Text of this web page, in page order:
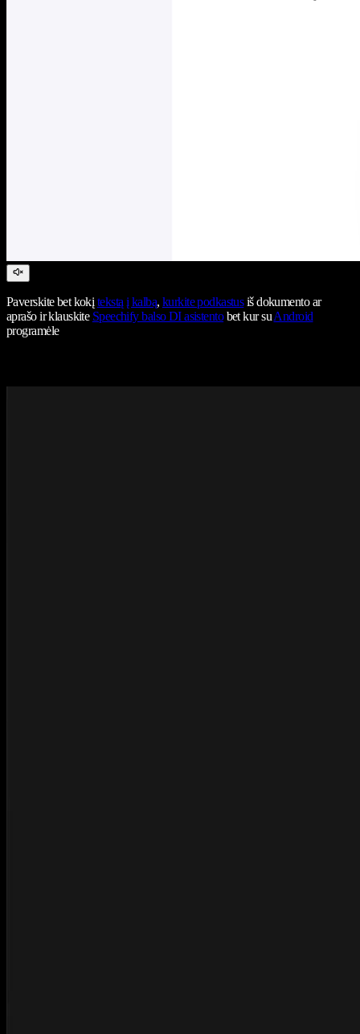
Paverskite bet kokįtekstą į kalbą, kurkite podkastusiš dokumento ar
aprašo ir klauskite Speechify balso DI asistentobet kur suAndroid
programėle